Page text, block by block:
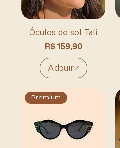
Óculos de sol Tali
Preço
R$ 159,90
Adquirir
Premium